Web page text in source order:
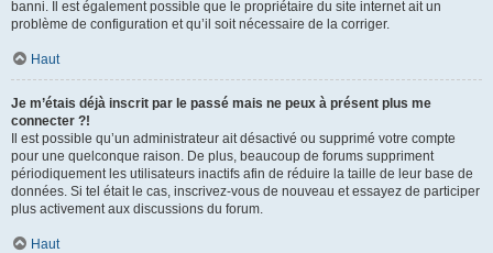
banni. Il est également possible que le propriétaire du site internet ait un
problème de configuration et qu’il soit nécessaire de la corriger.
Haut
Je m’étais déjà inscrit par le passé mais ne peux à présent plus me
connecter ?!
Il est possible qu’un administrateur ait désactivé ou supprimé votre compte
pour une quelconque raison. De plus, beaucoup de forums suppriment
périodiquement les utilisateurs inactifs afin de réduire la taille de leur base de
données. Si tel était le cas, inscrivez-vous de nouveau et essayez de participer
plus activement aux discussions du forum.
Haut